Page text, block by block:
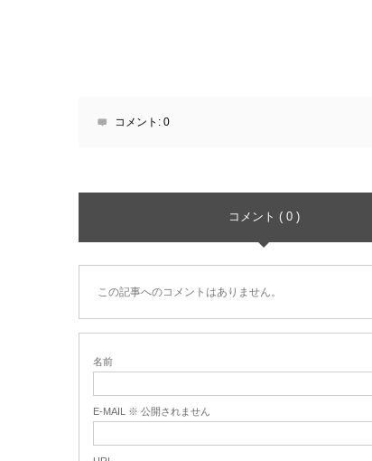
コメント: 0
コメント ( 0 )
この記事へのコメントはありません。
名前
E-MAIL ※ 公開されません